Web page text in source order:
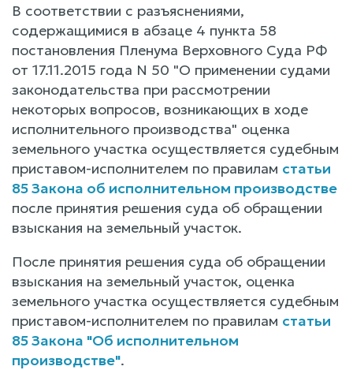
В соответствии с разъяснениями,
содержащимися в абзаце 4 пункта 58
постановления Пленума Верховного Суда РФ
от 17.11.2015 года N 50 "О применении судами
законодательства при рассмотрении
некоторых вопросов, возникающих в ходе
исполнительного производства" оценка
земельного участка осуществляется судебным
приставом-исполнителем по правилам статьи
85 Закона об исполнительном производстве
после принятия решения суда об обращении
взыскания на земельный участок.
После принятия решения суда об обращении
взыскания на земельный участок, оценка
земельного участка осуществляется судебным
приставом-исполнителем по правилам статьи
85 Закона "Об исполнительном
производстве".